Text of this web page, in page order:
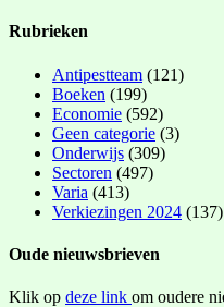
Rubrieken
Antipestteam (121)
Boeken (199)
Economie (592)
Geen categorie (3)
Onderwijs (309)
Sectoren (497)
Varia (413)
Verkiezingen 2024 (137)
Oude nieuwsbrieven
Klik op deze link om oudere